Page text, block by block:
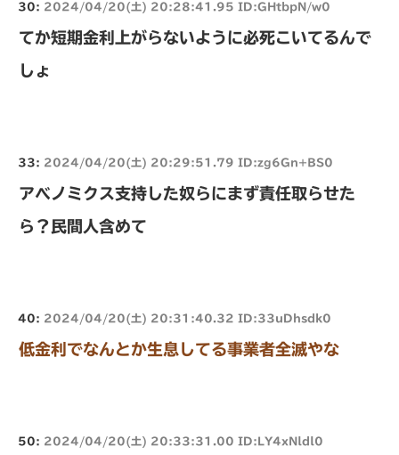
30: 2024/04/20(土) 20:28:41.95 ID:GHtbpN/w0
てか短期金利上がらないように必死こいてるんで
しょ
33: 2024/04/20(土) 20:29:51.79 ID:zg6Gn+BS0
アベノミクス支持した奴らにまず責任取らせた
ら？民間人含めて
40: 2024/04/20(土) 20:31:40.32 ID:33uDhsdk0
低金利でなんとか生息してる事業者全滅やな
50: 2024/04/20(土) 20:33:31.00 ID:LY4xNldl0